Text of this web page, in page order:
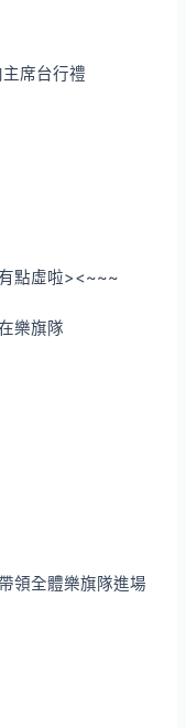
席台行禮
點虛啦><~~~
樂旗隊
領全體樂旗隊進場